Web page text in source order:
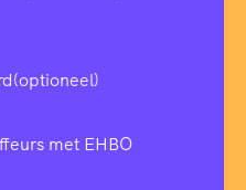
met EHBO